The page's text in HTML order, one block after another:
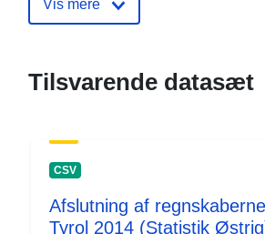
Vis mere
Tilsvarende datasæt
CSV
Afslutning af
Tyrol 2014 (Statistik